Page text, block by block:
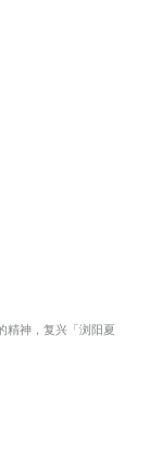
精神，复兴「浏阳夏